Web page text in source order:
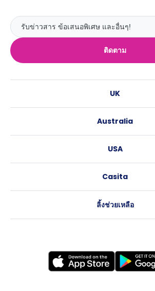
ติดตาม
UK
เอดินเบอระ
ลีดส์
โคเวนทรี
เลสเตอร์
Australia
บริสเบน
อะเดลายด์
USA
แอตแลนตา
Casita
ลิ้งช่วยเหลือ